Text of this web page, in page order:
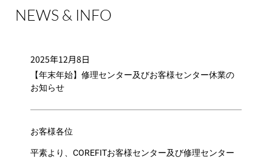
NEWS & INFO
2025年12月8日
【年末年始】修理センター及びお客様センター休業の
お知らせ
お客様各位
平素より、COREFITお客様センター及び修理センター